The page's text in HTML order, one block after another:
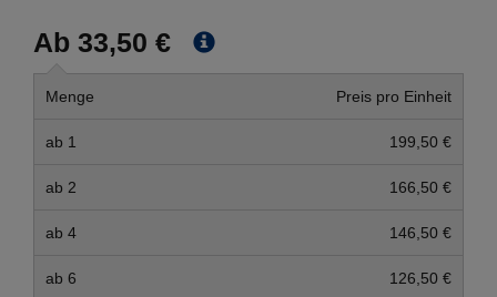
Ab 33,50 €
Menge Preis pro Einheit
ab 1 199,50 €
ab 2 166,50 €
ab 4 146,50 €
ab 6 126,50 €